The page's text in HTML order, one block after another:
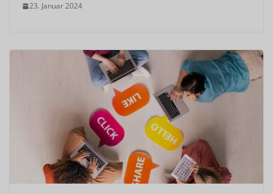
23. Januar 2024